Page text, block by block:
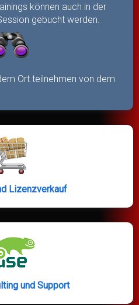
können auch in der
gebucht werden.
Ort teilnehmen von dem
Lizenzverkauf
und Support